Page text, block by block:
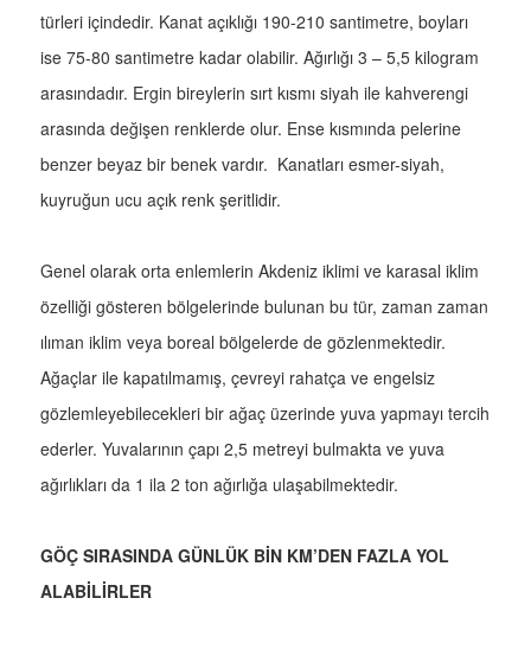
türleri içindedir. Kanat açıklığı 190-210 santimetre, boyları
ise 75-80 santimetre kadar olabilir. Ağırlığı 3 – 5,5 kilogram
arasındadır. Ergin bireylerin sırt kısmı siyah ile kahverengi
arasında değişen renklerde olur. Ense kısmında pelerine
benzer beyaz bir benek vardır. Kanatları esmer-siyah,
kuyruğun ucu açık renk şeritlidir.
Genel olarak orta enlemlerin Akdeniz iklimi ve karasal iklim
özelliği gösteren bölgelerinde bulunan bu tür, zaman zaman
ılıman iklim veya boreal bölgelerde de gözlenmektedir.
Ağaçlar ile kapatılmamış, çevreyi rahatça ve engelsiz
gözlemleyebilecekleri bir ağaç üzerinde yuva yapmayı tercih
ederler. Yuvalarının çapı 2,5 metreyi bulmakta ve yuva
ağırlıkları da 1 ila 2 ton ağırlığa ulaşabilmektedir.
GÖÇ SIRASINDA GÜNLÜK BİN KM’DEN FAZLA YOL
ALABİLİRLER